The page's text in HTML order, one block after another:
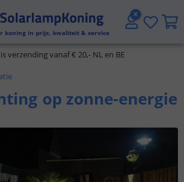
koning in prijs, kwaliteit & service
verzending vanaf € 20,- NL en BE
Klantbeoordeling 9.1
op zonne-energie